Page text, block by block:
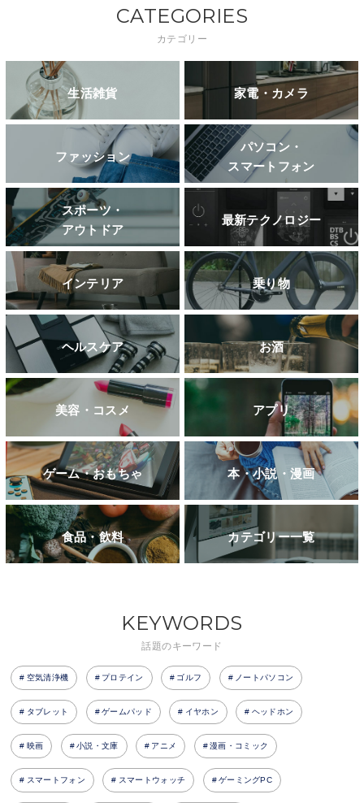
CATEGORIES
カテゴリー
生活雑貨 家電・カメラ
ファッション
パソコン・
スマートフォン
スポーツ・
アウトドア
最新テクノロジー
インテリア 乗り物
ヘルスケア お酒
美容・コスメ アプリ
ゲーム・おもちゃ 本・小説・漫画
食品・飲料 カテゴリー一覧
KEYWORDS
話題のキーワード
空気清浄機 プロテイン ゴルフ ノートパソコン
タブレット ゲームパッド イヤホン ヘッドホン
映画 小説・文庫 アニメ 漫画・コミック
スマートフォン スマートウォッチ ゲーミングPC